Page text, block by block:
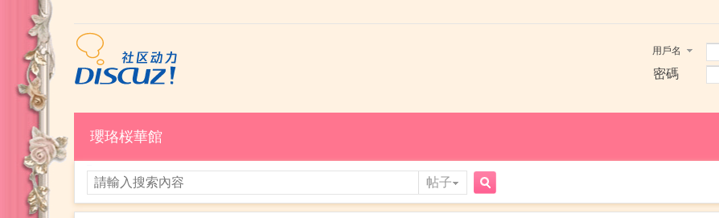
用戶名
密碼
瓔珞桜華館
帖子
搜